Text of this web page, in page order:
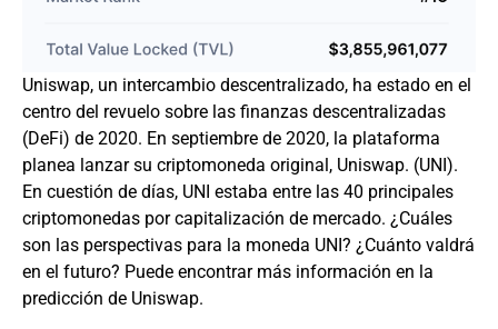
Uniswap, un intercambio descentralizado, ha estado en el
centro del revuelo sobre las finanzas descentralizadas
(DeFi) de 2020. En septiembre de 2020, la plataforma
planea lanzar su criptomoneda original, Uniswap. (UNI).
En cuestión de días, UNI estaba entre las 40 principales
criptomonedas por capitalización de mercado. ¿Cuáles
son las perspectivas para la moneda UNI? ¿Cuánto valdrá
en el futuro? Puede encontrar más información en la
predicción de Uniswap.